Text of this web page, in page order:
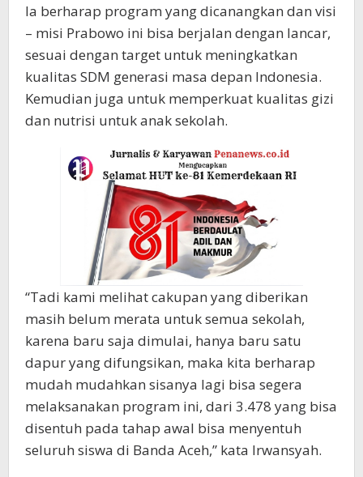
Ia berharap program yang dicanangkan dan visi
– misi Prabowo ini bisa berjalan dengan lancar,
sesuai dengan target untuk meningkatkan
kualitas SDM generasi masa depan Indonesia.
Kemudian juga untuk memperkuat kualitas gizi
dan nutrisi untuk anak sekolah.
“Tadi kami melihat cakupan yang diberikan
masih belum merata untuk semua sekolah,
karena baru saja dimulai, hanya baru satu
dapur yang difungsikan, maka kita berharap
mudah mudahkan sisanya lagi bisa segera
melaksanakan program ini, dari 3.478 yang bisa
disentuh pada tahap awal bisa menyentuh
seluruh siswa di Banda Aceh,” kata Irwansyah.